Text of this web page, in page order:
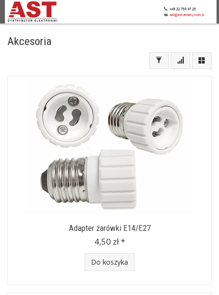
Akcesoria
Adapter żarówki E14/E27
4,50 zł *
Do koszyka